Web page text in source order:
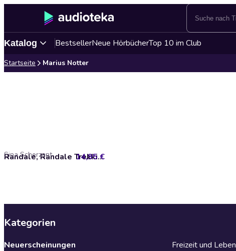
Katalog BestsellerNeue HörbücherTop 10 im Club
Startseite Marius Notter
Randale, Randale Trekkingsandale - Kleinstadt-Wahnsinn mit den Ahlmanns. Von den Macher:innen von alman_memes2.0
Sina Scherzant 14,95 €
Kategorien
Neuerscheinungen
Freizeit und Leben